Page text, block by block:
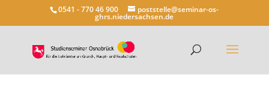
0541 - 770 46 900 poststelle@seminar-os-
ghrs.niedersachsen.de